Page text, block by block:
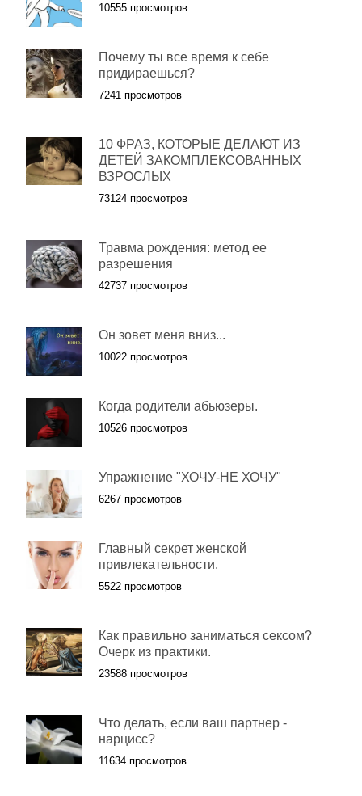
10555 просмотров
Почему ты все время к себе
придираешься?
7241 просмотров
10 ФРАЗ, КОТОРЫЕ ДЕЛАЮТ ИЗ
ДЕТЕЙ ЗАКОМПЛЕКСОВАННЫХ
ВЗРОСЛЫХ
73124 просмотров
Травма рождения: метод ее
разрешения
42737 просмотров
Он зовет меня вниз...
10022 просмотров
Когда родители абьюзеры.
10526 просмотров
Упражнение "ХОЧУ-НЕ ХОЧУ"
6267 просмотров
Главный секрет женской
привлекательности.
5522 просмотров
Как правильно заниматься сексом?
Очерк из практики.
23588 просмотров
Что делать, если ваш партнер -
нарцисс?
11634 просмотров